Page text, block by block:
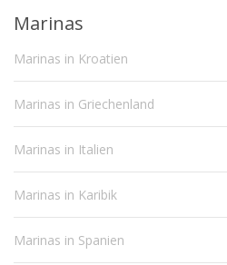
Marinas
Marinas in Kroatien
Marinas in Griechenland
Marinas in Italien
Marinas in Karibik
Marinas in Spanien